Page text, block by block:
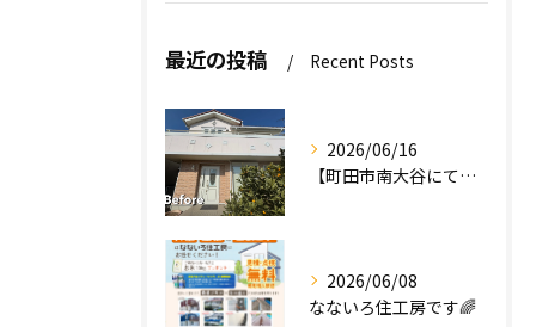
最近の投稿 Recent Posts
2026/06/16
【町田市南大谷にて外壁塗装工事完工のお知らせ】
2026/06/08
なないろ住工房です🌈